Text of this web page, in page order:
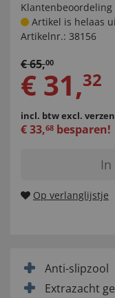
Klantenbeoordeling
Artikel is helaas
Artikelnr.: 38156
€65,00
€ 31,32
incl. btwexcl.
€33,68 besparen!
Op verlanglijstje
Anti-slipzool
Extrazacht